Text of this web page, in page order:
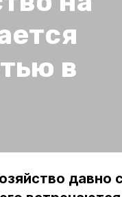
в
давно